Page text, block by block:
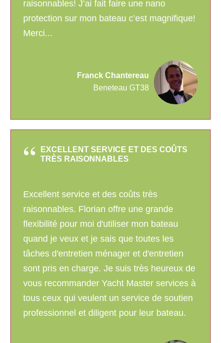
raisonnables! J’ai fait faire une nano
protection sur mon bateau c’est magnifique!
Merci...
Franck Chantereau
Beneteau GT38
EXCELLENT SERVICE ET DES COÛTS
TRÈS RAISONNABLES
Excellent service et des coûts très
raisonnables. Florian offre une grande
flexibilité pour moi d'utiliser mon bateau
quand je veux et je sais que toutes les
tâches d'entretien ménager et d'entretien
sont pris en charge. Je suis très heureux de
vous recommander Yacht Master services à
tous ceux qui veulent un service de soutien
professionnel et diligent pour leur bateau.